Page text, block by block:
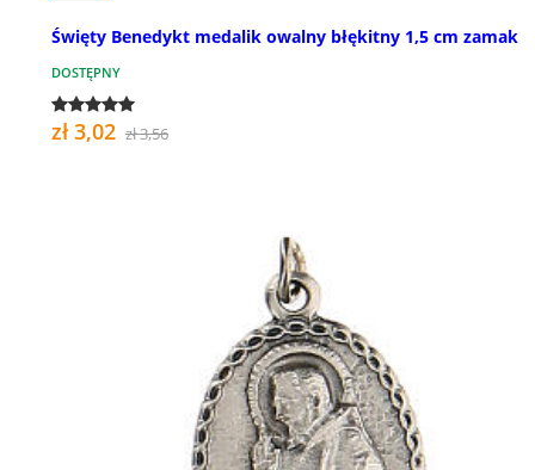
Święty Benedykt medalik owalny błękitny 1,5 cm zamak
DOSTĘPNY
zł 3,02 zł 3,56